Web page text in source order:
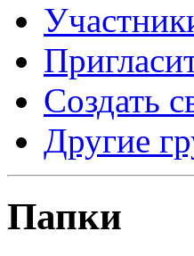
Создать
Другие
Папки